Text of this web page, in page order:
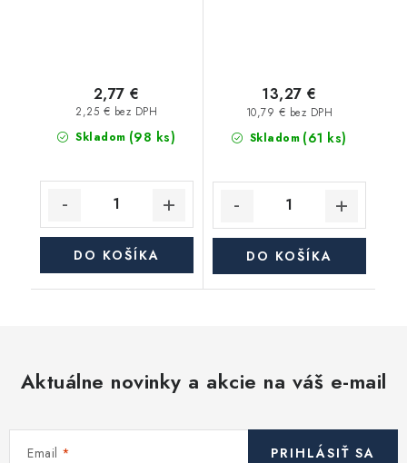
Skladom (98 ks)
2,25 € bez DPH
2,77 €
DO KOŠÍKA
Skladom (61 ks)
10,79 € bez DPH
13,27 €
DO KOŠÍKA
Aktuálne novinky a akcie na váš e-mail
Email PRIHLÁSIŤ SA